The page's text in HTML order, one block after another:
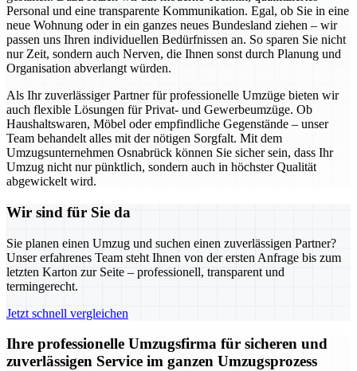
Personal und eine transparente Kommunikation. Egal, ob Sie in eine
neue Wohnung oder in ein ganzes neues Bundesland ziehen – wir
passen uns Ihren individuellen Bedürfnissen an. So sparen Sie nicht
nur Zeit, sondern auch Nerven, die Ihnen sonst durch Planung und
Organisation abverlangt würden.
Als Ihr zuverlässiger Partner für professionelle Umzüge bieten wir
auch flexible Lösungen für Privat- und Gewerbeumzüge. Ob
Haushaltswaren, Möbel oder empfindliche Gegenstände – unser
Team behandelt alles mit der nötigen Sorgfalt. Mit dem
Umzugsunternehmen Osnabrück können Sie sicher sein, dass Ihr
Umzug nicht nur pünktlich, sondern auch in höchster Qualität
abgewickelt wird.
Wir sind für Sie da
Sie planen einen Umzug und suchen einen zuverlässigen Partner?
Unser erfahrenes Team steht Ihnen von der ersten Anfrage bis zum
letzten Karton zur Seite – professionell, transparent und
termingerecht.
Jetzt schnell vergleichen
Ihre professionelle Umzugsfirma für sicheren und
zuverlässigen Service im ganzen Umzugsprozess